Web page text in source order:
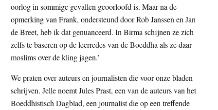
oorlog in sommige gevallen geoorloofd is. Maar na de
opmerking van Frank, ondersteund door Rob Janssen en Jan
de Breet, heb ik dat genuanceerd. In Birma schijnen ze zich
zelfs te baseren op de leerredes van de Boeddha als ze daar
moslims over de kling jagen.’
We praten over auteurs en journalisten die voor onze bladen
schrijven. Jelle noemt Jules Prast, een van de auteurs van het
Boeddhistisch Dagblad, een journalist die op een treffende